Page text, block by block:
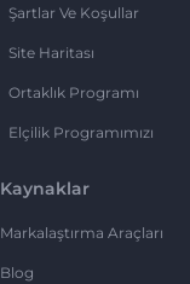
Şartlar Ve Koşullar
Site Haritası
Ortaklık Programı
Elçilik Programımızı
Kaynaklar
Markalaştırma Araçları
Blog